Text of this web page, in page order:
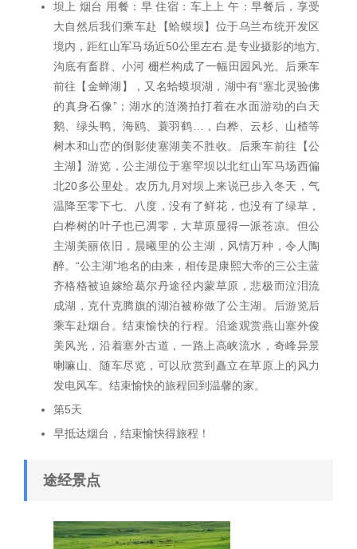
坝上 烟台 用餐：早 住宿：车上上 午：早餐后，享受
大自然后我们乘车赴【蛤蟆坝】位于乌兰布统开发区
境内，距红山军马场近50公里左右.是专业摄影的地方,
沟底有畜群、小河 栅栏构成了一幅田园风光。后乘车
前往【金蝉湖】，又名蛤蟆坝湖，湖中有“塞北灵验佛
的真身石像”；湖水的涟漪拍打着在水面游动的白天
鹅、绿头鸭、海鸥、蓑羽鹤…，白桦、云杉、山楂等
树木和山峦的倒影使塞湖美不胜收。后乘车前往【公
主湖】游览，公主湖位于塞罕坝以北红山军马场西偏
北20多公里处。农历九月对坝上来说已步入冬天，气
温降至零下七、八度，没有了鲜花，也没有了绿草，
白桦树的叶子也已凋零，大草原显得一派苍凉。但公
主湖美丽依旧，晨曦里的公主湖，风情万种，令人陶
醉。“公主湖”地名的由来，相传是康熙大帝的三公主蓝
齐格格被迫嫁给葛尔丹途径内蒙草原，悲极而泣泪流
成湖，克什克腾旗的湖泊被称做了公主湖。后游览后
乘车赴烟台。结束愉快的行程。沿途观赏燕山塞外俊
美风光，沿着塞外古道，一路上高峡流水，奇峰异景
喇嘛山、随车尽览，可以欣赏到矗立在草原上的风力
发电风车。结束愉快的旅程回到温馨的家。
第5天
早抵达烟台，结束愉快得旅程！
途经景点